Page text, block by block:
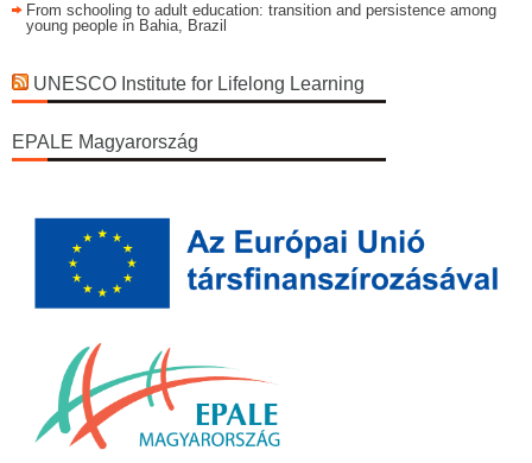
From schooling to adult education: transition and persistence among
young people in Bahia, Brazil
UNESCO Institute for Lifelong Learning
EPALE Magyarország